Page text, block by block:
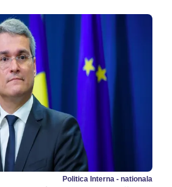
Politica Interna - nationala